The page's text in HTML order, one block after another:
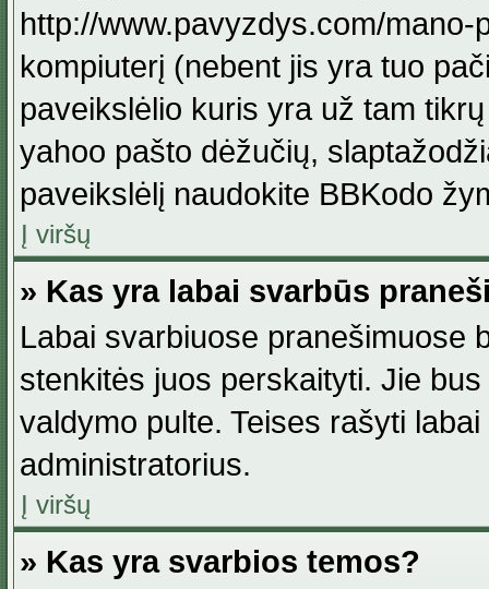
http://www.pavyzdys.com/
kompiuterį (nebent jis yra tuo
paveikslėlio kuris yra už tam
yahoo pašto dėžučių,
paveikslėlį naudokite BBKodo
Į viršų
» Kas yra labai svarbūs
Labai svarbiuose pranešimuose
stenkitės juos perskaityti. Jie
valdymo pulte. Teises rašyti
administratorius.
Į viršų
» Kas yra svarbios temos?